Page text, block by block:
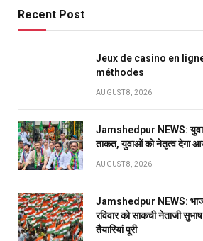
Recent Post
Jeux de casino en
méthodes
AUGUST 8, 2026
Jamshedpur NEWS: युवा
ताकत, युवाओं को नेतृत्व देगा
AUGUST 8, 2026
Jamshedpur NEWS:
रविवार को साकची नेताजी
तैयारियां पूरी